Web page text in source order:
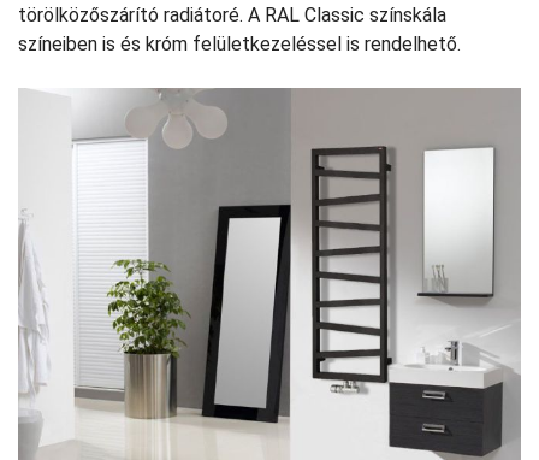
törölközőszárító radiátoré. A RAL Classic színskála
színeiben is és króm felületkezeléssel is rendelhető.